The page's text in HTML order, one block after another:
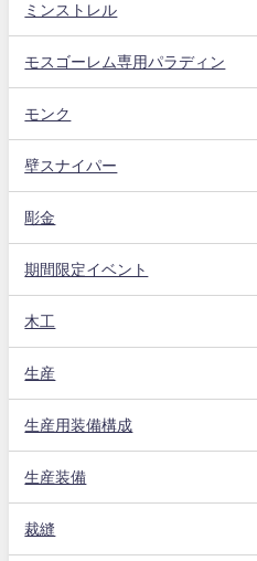
ミンストレル
モスゴーレム専用パラディン
モンク
壁スナイパー
彫金
期間限定イベント
木工
生産
生産用装備構成
生産装備
裁縫